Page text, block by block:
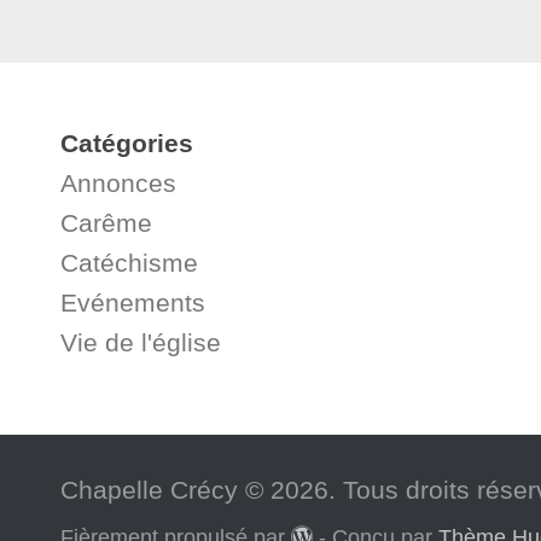
Catégories
Annonces
Carême
Catéchisme
Evénements
Vie de l'église
Chapelle Crécy © 2026. Tous droits